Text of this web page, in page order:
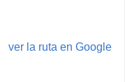
ver la ruta en Google